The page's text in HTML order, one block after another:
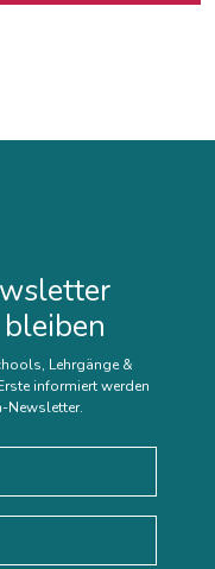
Lehrgänge &
informiert werden
Newsletter.